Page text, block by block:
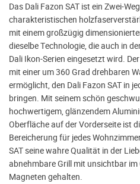
Das Dali Fazon SAT ist ein Zwei-
charakteristischen
mit einem großzügig
dieselbe Technologie, die auch in
Dali Ikon-Serien eingesetzt wird.
mit einer um 360 Grad drehbaren
ermöglicht, den Dali Fazon SAT in
bringen. Mit seinem schön
hochwertigem, glänzendem
Oberfläche auf der Vorderseite ist
Bereicherung für jedes
SAT seine wahre Qualität in der
abnehmbare Grill mit unsichtbar
Magneten gehalten.